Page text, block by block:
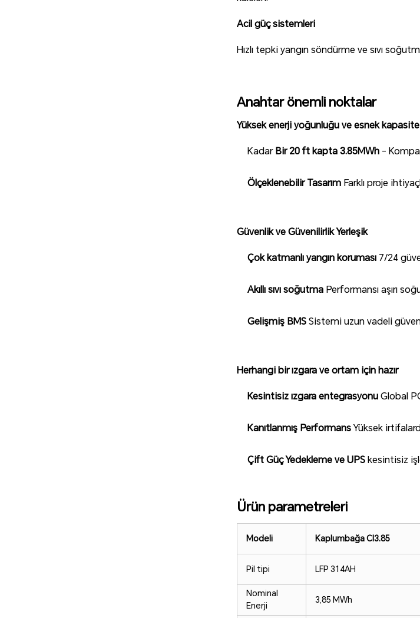
Acil güç sistemleri
Hızlı tepki yangın söndürme ve sıvı
Anahtar önemli noktalar
Yüksek enerji yoğunluğu ve esnek kapasite
Kadar Bir 20 ft kapta 3.85MWh -
Ölçeklenebilir Tasarım Farklı proje
Güvenlik ve Güvenilirlik Yerleşik
Çok katmanlı yangın koruması 7/24
Akıllı sıvı soğutma Performansı aşırı
Gelişmiş BMS Sistemi uzun vadeli
Herhangi bir ızgara ve ortam için hazır
Kesintisiz ızgara entegrasyonu Global
Kanıtlanmış Performans Yüksek
Çift Güç Yedekleme ve UPS kesintisiz
Ürün parametreleri
Modeli Kaplumbağa Cl3.85
Pil tipi LFP 314AH
Nominal
Enerji
3,85 MWh